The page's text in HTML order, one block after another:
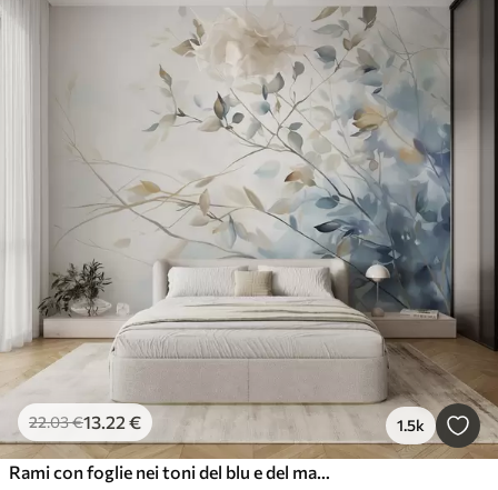
22.03€13.22 € 1.5k
Rami con foglie nei toni del blu e del marrone, sfondo chiaro, morbido e delicato, stile acquerello